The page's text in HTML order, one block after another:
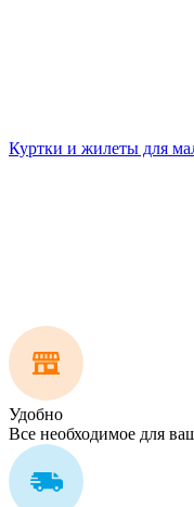
Куртки и жилеты для
Удобно
Все необходимое для